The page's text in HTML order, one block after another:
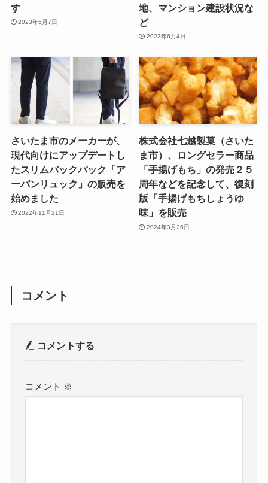
す
2023年5月7日
地、マンション建設状況な
ど
2023年6月4日
さいたま市のメーカーが、
現代向けにアップデートし
たスリムバックパック「ア
ーバンリュック」の販売を
始めました
2022年11月21日
株式会社七越製菓（さいた
ま市）、ロングセラー商品
「手揚げもち」の発売２５
周年などを記念して、復刻
版「手揚げもちしょうゆ
味」を販売
2024年3月26日
コメント
コメントする
コメント ※